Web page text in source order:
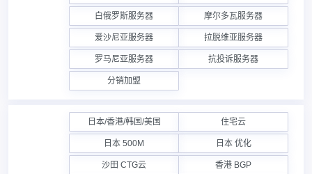
白俄罗斯服务器 摩尔多瓦服务器
爱沙尼亚服务器 拉脱维亚服务器
罗马尼亚服务器 抗投诉服务器
分销加盟
日本/香港/韩国/美国 住宅云
日本 500M 日本 优化
沙田 CTG云 香港 BGP